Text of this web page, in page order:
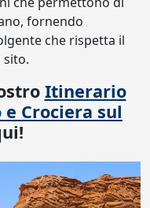
fornendo
che rispetta il
sito.
Itinerario
Crociera sul